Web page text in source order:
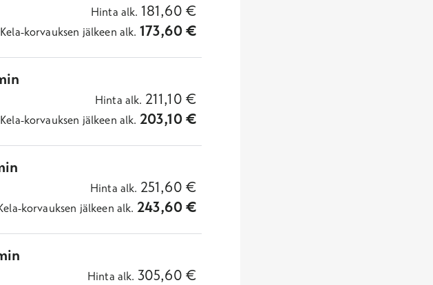
Hinta alk. 181,60 €
Kela-korvauksen jälkeen alk. 173,60€
Hinta alk. 211,10 €
Kela-korvauksen jälkeen alk. 203,10€
Hinta alk. 251,60 €
korvauksen jälkeen alk. 243,60€
Hinta alk. 305,60 €